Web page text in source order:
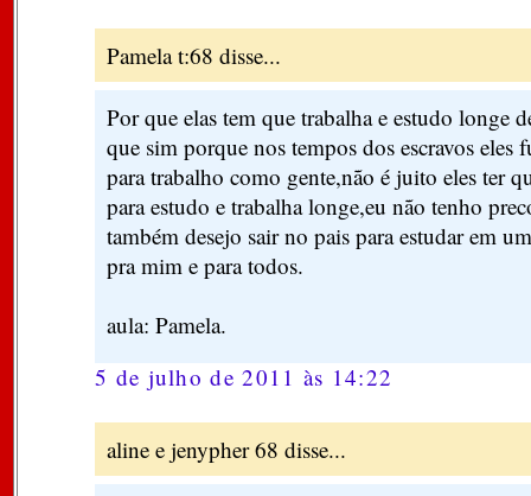
Pamela t:68 disse...
Por que elas tem que trabalha e estudo longe
que sim porque nos tempos dos escravos eles
para trabalho como gente,não é juito eles ter
para estudo e trabalha longe,eu não tenho
também desejo sair no pais para estudar em
pra mim e para todos.
aula: Pamela.
5 de julho de 2011 às 14:22
aline e jenypher 68 disse...